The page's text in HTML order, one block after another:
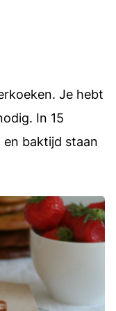
Je hebt
In 15
baktijd staan